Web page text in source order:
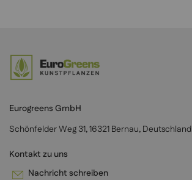
Eurogreens GmbH
Schönfelder Weg 31, 16321 Bernau, Deutschland
Kontakt zu uns
Nachricht schreiben